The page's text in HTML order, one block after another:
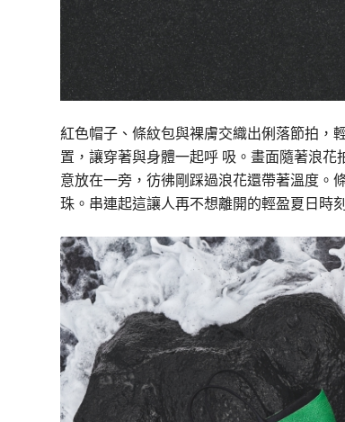
紅色帽子、條紋包與裸膚交織出俐落節拍，
置，讓穿著與身體一起呼 吸。畫面隨著浪
意放在一旁，彷彿剛踩過浪花還帶著溫度。
珠。串連起這讓人再不想離開的輕盈夏日時